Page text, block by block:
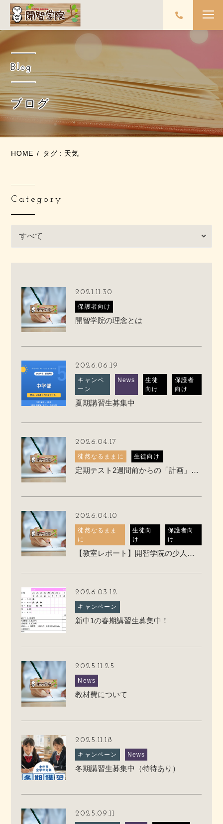
Blog
ブログ
HOME タグ : 天気
2021.11.30
保護者向け
開智学院の理念とは
2026.06.19
キャンペ
ーン
News
生徒
向け
保護者
向け
夏期講習生募集中
2026.04.17
徒然なるままに 生徒向け
定期テスト2週間前からの「計画」の立て方
2026.04.10
徒然なるまま
に
生徒向
け
保護者向
け
【教室レポート】開智学院の少人数授業ってこんな感じです
2026.03.12
キャンペーン
新中1の春期講習生募集中！
2025.11.25
News
教材費について
2025.11.18
キャンペーン News
冬期講習生募集中（特待あり）
2025.09.11
Category